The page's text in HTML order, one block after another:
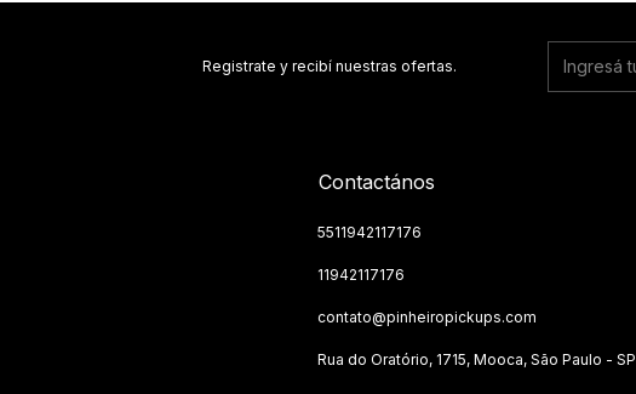
Registrate y recibí nuestras ofertas.
Contactános
5511942117176
11942117176
contato@pinheiropickups.com
Rua do Oratório, 1715, Mooca, São Paulo - SP